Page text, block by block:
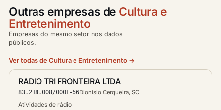
Outras empresas de Cultura e
Entretenimento
Empresas do mesmo setor nos dados
públicos.
Ver todas de Cultura e Entretenimento →
RADIO TRI FRONTEIRA LTDA
83.218.008/0001-56Dionísio Cerqueira, SC
Atividades de rádio